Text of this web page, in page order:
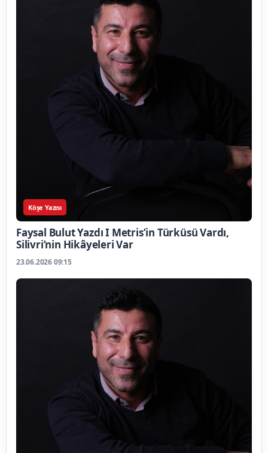
Köşe Yazısı
Faysal Bulut Yazdı I Metris’in Türküsü Vardı,
Silivri’nin Hikâyeleri Var
23.06.2026 09:15